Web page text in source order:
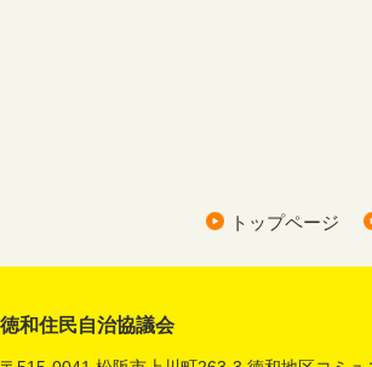
トップページ
徳和住民自治協議会